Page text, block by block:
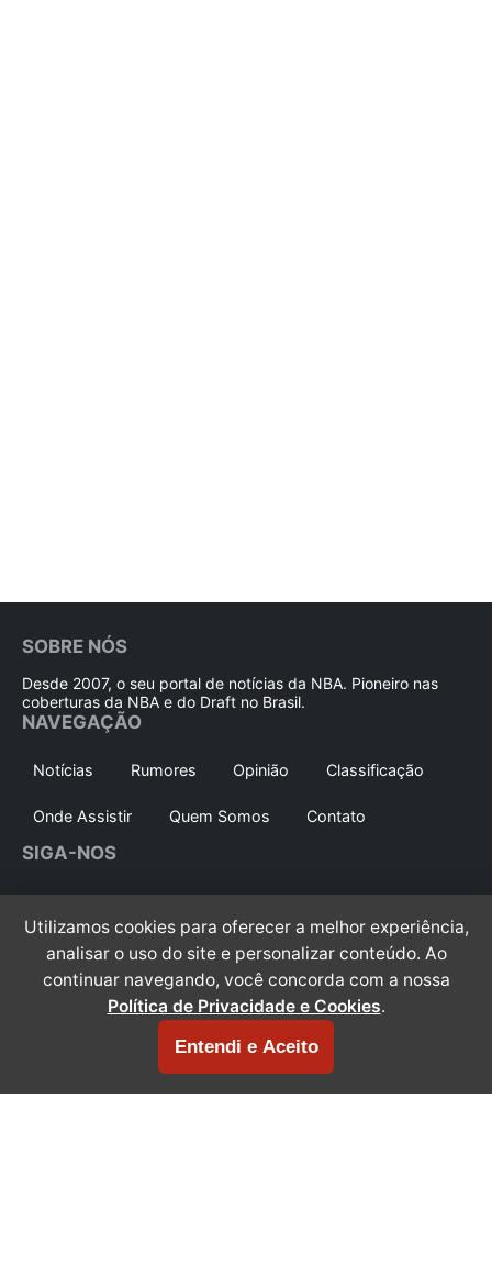
SOBRE NÓS
Desde 2007, o seu portal de notícias da NBA. Pioneiro nas
coberturas da NBA e do Draft no Brasil.
NAVEGAÇÃO
Notícias Rumores Opinião Classificação
Onde Assistir Quem Somos Contato
SIGA-NOS
Youtube X/Twitter Facebook
Threads
© 2007 - 2026 Jumper Brasil. Todos os direitos
reservados.
Utilizamos cookies para oferecer a melhor experiência,
analisar o uso do site e personalizar conteúdo. Ao
continuar navegando, você concorda com a nossa
Política de Privacidade e Cookies.
Entendi e Aceito